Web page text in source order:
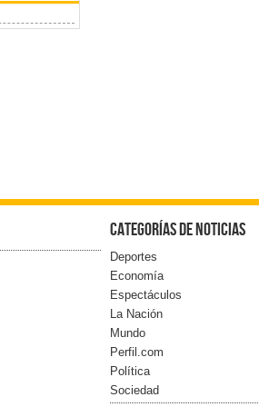
Categorías de noticias
Deportes
Economía
Espectáculos
La Nación
Mundo
Perfil.com
Política
Sociedad